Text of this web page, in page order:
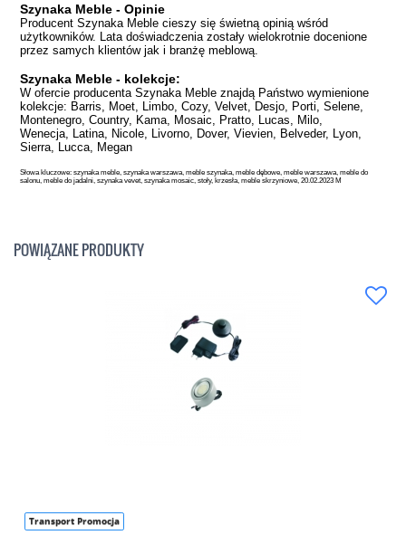
Szynaka Meble - Opinie
Producent Szynaka Meble cieszy się świetną opinią wśród
użytkowników. Lata doświadczenia zostały wielokrotnie docenione
przez samych klientów jak i branżę meblową.
Szynaka Meble - kolekcje:
W ofercie producenta Szynaka Meble znajdą Państwo wymienione
kolekcje: Barris, Moet, Limbo, Cozy, Velvet, Desjo, Porti, Selene,
Montenegro, Country, Kama, Mosaic, Pratto, Lucas, Milo,
Wenecja, Latina, Nicole, Livorno, Dover, Vievien, Belveder, Lyon,
Sierra, Lucca, Megan
Słowa kluczowe: szynaka meble, szynaka warszawa, meble szynaka, meble dębowe, meble warszawa, meble do
salonu, meble do jadalni, szynaka vevet, szynaka mosaic, stoły, krzesła, meble skrzyniowe, 20.02.2023 M
POWIĄZANE PRODUKTY
Transport Promocja